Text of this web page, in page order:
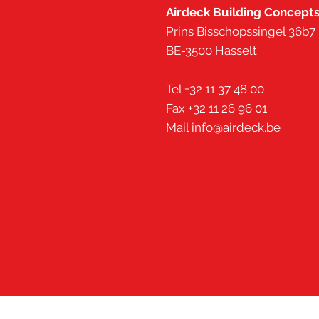
Airdeck Building
Prins Bisschopssingel 36b7
BE-3500 Hasselt
Tel +32 11 37 48 00
Fax +32 11 26 96 01
Mail info@airdeck.be